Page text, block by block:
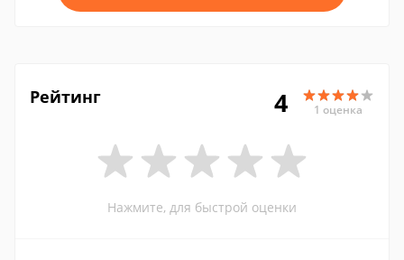
Рейтинг 4 1 оценка
Нажмите, для быстрой оценки